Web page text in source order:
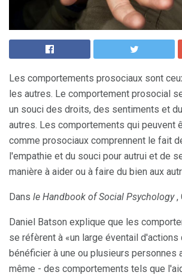
Les comportements prosociaux sont
les autres. Le comportement prosocial
un souci des droits, des sentiments et
autres. Les comportements qui peuvent
comme prosociaux comprennent le fait
l'empathie et du souci pour autrui et de
manière à aider ou à faire du bien aux
Dans le Handbook of Social Psychology,
Daniel Batson explique que les
se réfèrent à «un large éventail
bénéficier à une ou plusieurs personnes
même - des comportements tels que